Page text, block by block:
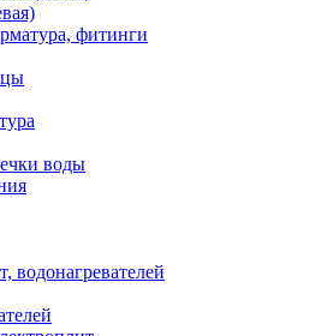
фитинги
воды
водонагревателей